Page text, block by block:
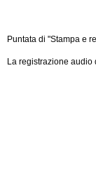
Puntata di "Stampa e
La registrazione audio